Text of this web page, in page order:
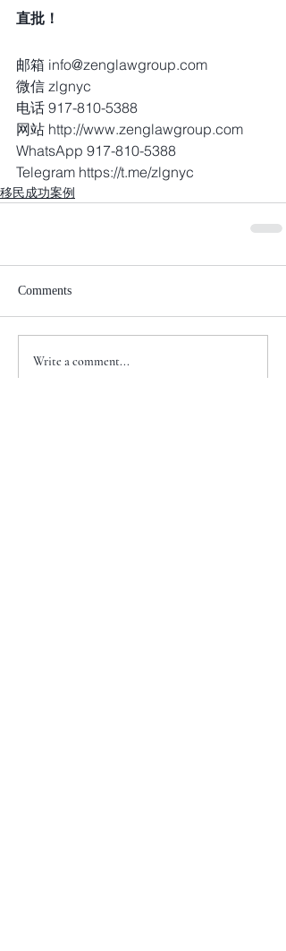
直批！
邮箱 info@zenglawgroup.com
微信 zlgnyc
电话 917-810-5388
网站 http://www.zenglawgroup.com
WhatsApp 917-810-5388
Telegram https://t.me/zlgnyc
移民成功案例
Comments
Write a comment...